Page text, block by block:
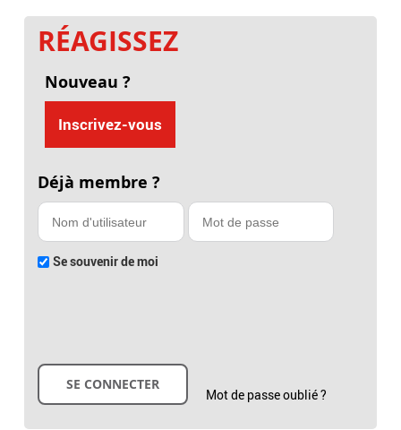
RÉAGISSEZ
Nouveau ?
Inscrivez-vous
Déjà membre ?
Se souvenir de moi
Mot de passe oublié ?